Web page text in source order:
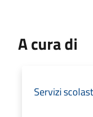
A cura di
Servizi